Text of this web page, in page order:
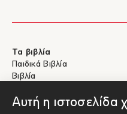
Αυτή η ιστοσελίδα
Τα βιβλία
Παιδικά Βιβλία
Βιβλία